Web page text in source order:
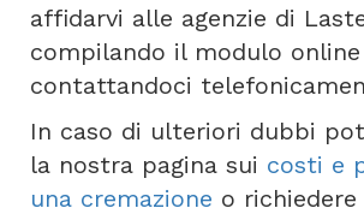
affidarvi alle agenzie di
compilando il modulo
contattandoci
In caso di ulteriori dubbi
la nostra pagina sui costi e
una cremazione o richiedere